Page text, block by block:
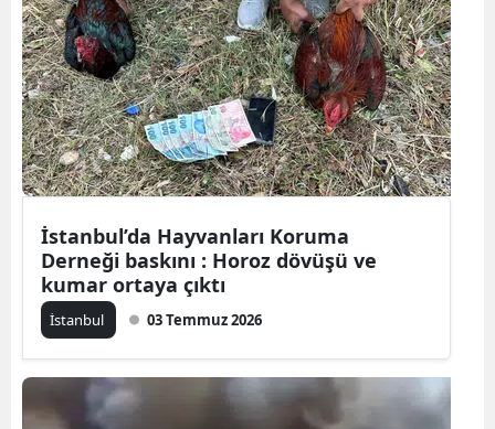
Yozgat
Zonguldak
Aksaray
Bayburt
Şırnak
Bartın
İstanbul’da Hayvanları Koruma
Derneği baskını : Horoz dövüşü ve
kumar ortaya çıktı
İstanbul 03 Temmuz 2026